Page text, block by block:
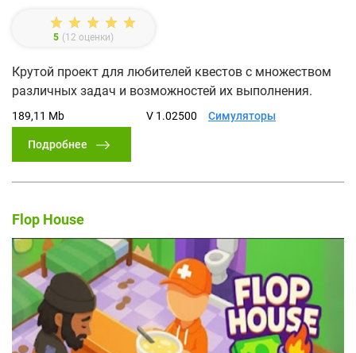
5 (12 оценки)
Крутой проект для любителей квестов с множеством
различных задач и возможностей их выполнения.
189,11 Mb V 1.02500 Симуляторы
Подробнее
Flop House